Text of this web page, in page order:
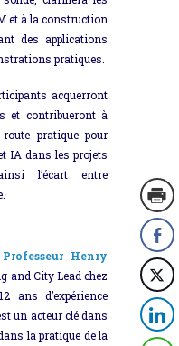
et à la construction
des applications
pratiques.
acquerront
et contribueront à
route pratique pour
IA dans les projets
l’écart entre
Professeur Henry
and City Lead chez
ans d’expérience
un acteur clé dans
la pratique de la